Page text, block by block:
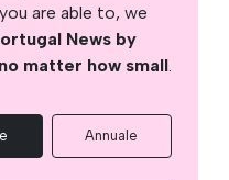
are able to, we
News by
matter how small.
Annuale